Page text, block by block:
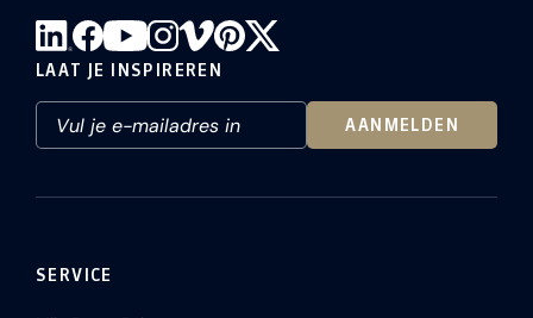
LAAT JE INSPIREREN
AANMELDEN
SERVICE